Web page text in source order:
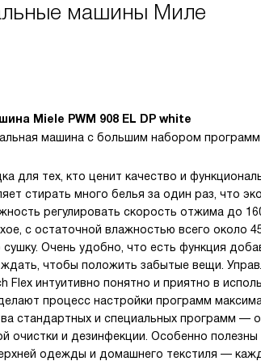
машины Миле
Miele PWM 908 EL DP white
машина с большим набором программ
для тех, кто ценит качество и
стирать много белья за один раз, что
регулировать скорость отжима до
с остаточной влажностью всего около
Очень удобно, что есть функция
чтобы положить забытые вещи.
интуитивно понятно и приятно в
процесс настройки программ
стандартных и специальных программ —
очистки и дезинфекции. Особенно полезны
одежды и домашнего текстиля —